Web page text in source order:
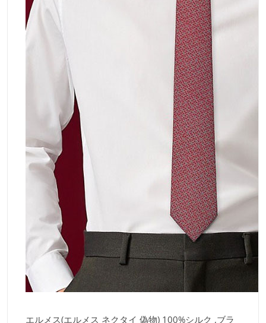
エルメス(エルメス ネクタイ 偽物) 100%シルク ,ブラ